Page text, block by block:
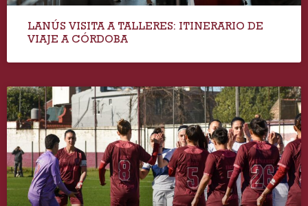
LANÚS VISITA A TALLERES: ITINERARIO DE
VIAJE A CÓRDOBA